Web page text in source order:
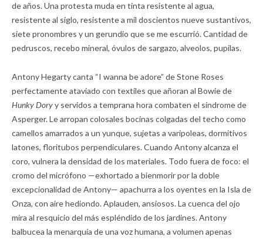
de años. Una protesta muda en tinta resistente al agua,
resistente al siglo, resistente a mil doscientos nueve sustantivos,
siete pronombres y un gerundio que se me escurrió. Cantidad de
pedruscos, recebo mineral, óvulos de sargazo, alveolos, pupilas.
Antony Hegarty canta “I wanna be adore” de Stone Roses
perfectamente ataviado con textiles que añoran al Bowie de
Hunky Doryy servidos a temprana hora combaten el síndrome de
Asperger. Le arropan colosales bocinas colgadas del techo como
camellos amarrados a un yunque, sujetas a varipoleas, dormitivos
latones, floritubos perpendiculares. Cuando Antony alcanza el
coro, vulnera la densidad de los materiales. Todo fuera de foco: el
cromo del micrófono —exhortado a bienmorir por la doble
excepcionalidad de Antony— apachurra a los oyentes en la Isla de
Onza, con aire hediondo. Aplauden, ansiosos. La cuenca del ojo
mira al resquicio del más espléndido de los jardines. Antony
balbucea la menarquía de una voz humana, a volumen apenas